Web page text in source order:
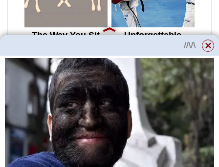
Řez pro omlazení rostliny
Sanitární prořezávání
Suché, zlomené větve, listy, které
začaly žloutnout, se odstraňují po
celý rok. Špatně vyvinuté,